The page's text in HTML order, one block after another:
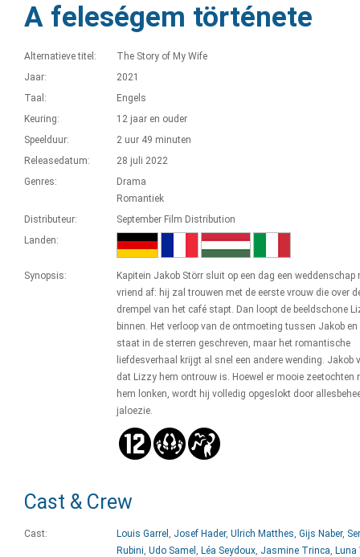
A feleségem története
Alternatieve titel:
The Story of My Wife
Jaar:
2021
Taal:
Engels
Keuring:
12 jaar en ouder
Speelduur:
2 uur 49 minuten
Releasedatum:
28 juli 2022
Genres:
Drama
Romantiek
Distributeur:
September Film Distribution
Landen:
Synopsis:
Kapitein Jakob Störr sluit op een dag een weddenschap
vriend af: hij zal trouwen met de eerste vrouw die over
drempel van het café stapt. Dan loopt de beeldschone
binnen. Het verloop van de ontmoeting tussen Jakob
staat in de sterren geschreven, maar het romantische
liefdesverhaal krijgt al snel een andere wending. Jakob
dat Lizzy hem ontrouw is. Hoewel er mooie zeetochten
hem lonken, wordt hij volledig opgeslokt door
jaloezie.
Cast & Crew
Cast: Louis Garrel , Josef Hader, Ulrich Matthes, Gijs Naber,
Rubini, Udo Samel , Léa Seydoux, Jasmine Trinca, Luna